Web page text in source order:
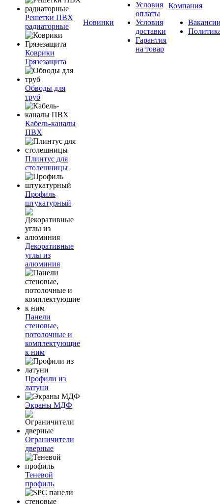
Решетки ПВХ
радиаторные
Коврики
Грязезащита
Обводы для
труб
Кабель-каналы
ПВХ
Плинтус для
столешницы
Профиль
штукатурный
Декоративные
углы из
алюминия
Панели
стеновые,
потолочные и
комплектующие
к ним
Профили из
латуни
Экраны МДФ
Ограничители
дверные
Теневой
профиль
Новинки
Условия
оплаты
Условия
доставки
Гарантия
на товар
Компания